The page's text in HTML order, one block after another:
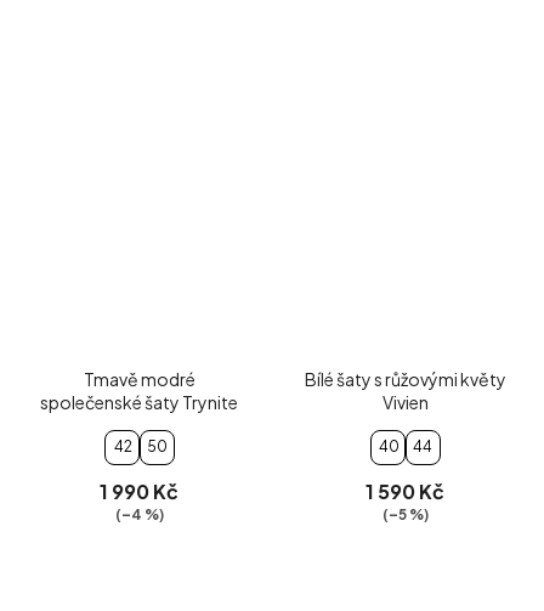
Tmavě modré
společenské šaty Trynite
42 50
1 990 Kč
(–4 %)
Bílé šaty s růžovými květy
Vivien
40 44
1 590 Kč
(–5 %)